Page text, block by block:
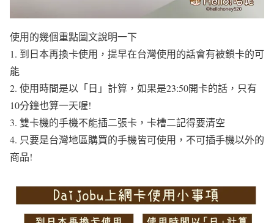
使用的幾個重點圖文說明一下
1. 到日本再換卡使用，提早在台灣使用的話會有被鎖卡的可
能
2. 使用時間是以「日」計算，如果是23:50開卡的話，只有
10分鐘也算一天喔!
3. 雙卡機的手機不能插二張卡，卡槽二記得要清空
4. 只要是台灣地區購買的手機皆可使用，不可插手機以外的
商品!